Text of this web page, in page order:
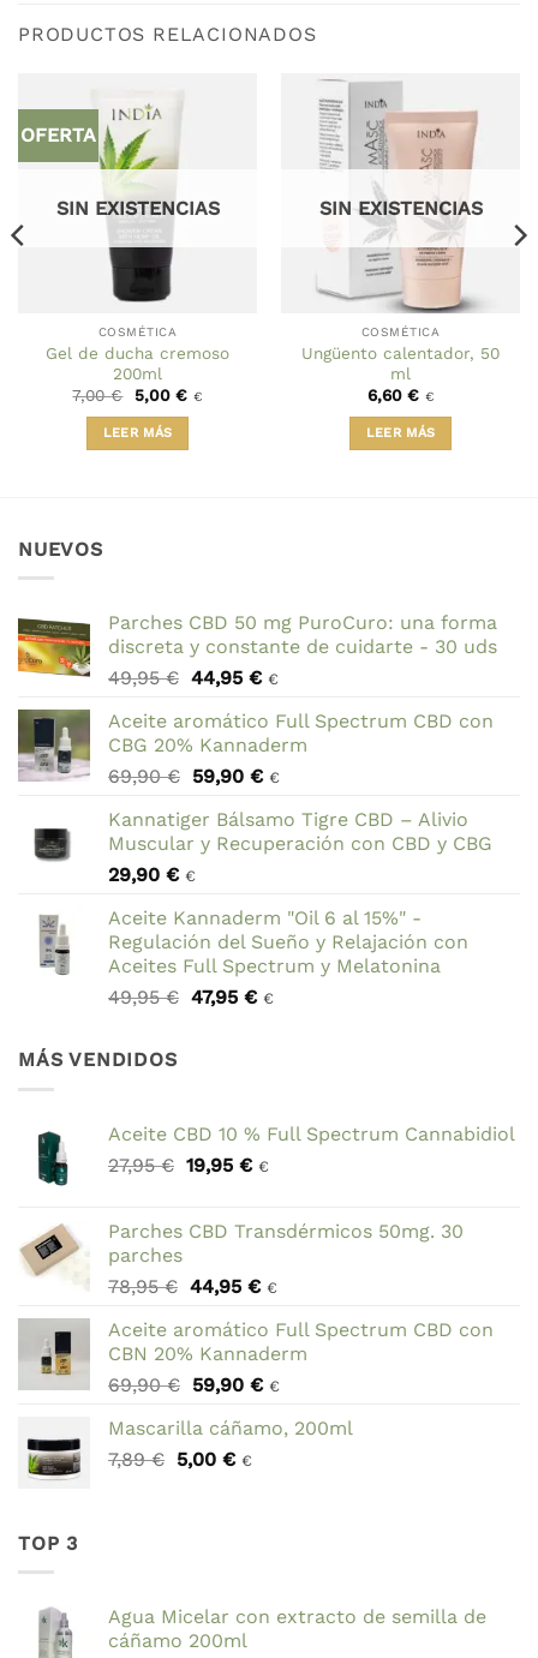
PRODUCTOS RELACIONADOS
OFERTA
SIN EXISTENCIAS
COSMÉTICA
Gel de ducha cremoso
200ml
7,00€ El
precio
original
era:
7,00 €.
5,00 €El
5,00 €.
€
LEER MÁS
SIN EXISTENCIAS
COSMÉTICA
Ungüento calentador, 50
ml
6,60 € €
LEER MÁS
NUEVOS
Parches CBD 50 mg PuroCuro: una forma
discreta y constante de cuidarte - 30 uds
49,95€ El
original
era:
49,95 €.
44,95 €El
actual
es:
44,95 €.
€
Aceite aromático Full Spectrum CBD con
CBG 20% Kannaderm
69,90€ El
original
era:
69,90 €.
59,90 €El
actual
es:
€
Kannatiger Bálsamo Tigre CBD – Alivio
Muscular y Recuperación con CBD y CBG
29,90 € €
Aceite Kannaderm "Oil 6 al 15%" -
Regulación del Sueño y Relajación con
Aceites Full Spectrum y Melatonina
49,95€ El
47,95 €El
€
MÁS VENDIDOS
Aceite CBD 10 % Full Spectrum Cannabidiol
27,95€ El
era:
19,95 €El
es:
€
Parches CBD Transdérmicos 50mg. 30
parches
78,95€ El
original
era:
78,95 €.
44,95 €El
actual
es:
44,95 €.
€
Aceite aromático Full Spectrum CBD con
CBN 20% Kannaderm
69,90€ El
original
era:
59,90 €El
actual
€
Mascarilla cáñamo, 200ml
7,89€ El
5,00 €El
€
TOP 3
Agua Micelar con extracto de semilla de
cáñamo 200ml